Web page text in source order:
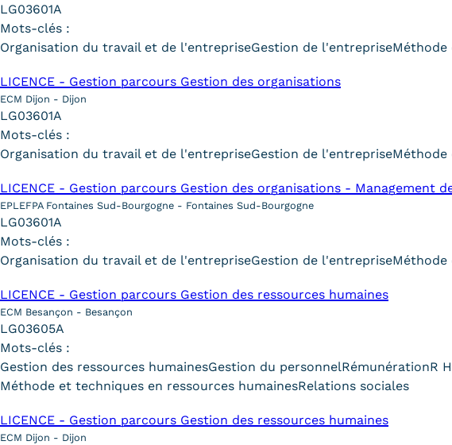
LG03601A
Mots-clés :
Organisation du travail et de l'entrepriseGestion de l'entrepriseMéthode
LICENCE - Gestion parcours Gestion des organisations
ECM Dijon - Dijon
LG03601A
Mots-clés :
Organisation du travail et de l'entrepriseGestion de l'entrepriseMéthode
LICENCE - Gestion parcours Gestion des organisations - Management
EPLEFPA Fontaines Sud-Bourgogne - Fontaines Sud-Bourgogne
LG03601A
Mots-clés :
Organisation du travail et de l'entrepriseGestion de l'entrepriseMéthode
LICENCE - Gestion parcours Gestion des ressources humaines
ECM Besançon - Besançon
LG03605A
Mots-clés :
Gestion des ressources humainesGestion du personnelRémunérationR H
Méthode et techniques en ressources humainesRelations sociales
LICENCE - Gestion parcours Gestion des ressources humaines
ECM Dijon - Dijon